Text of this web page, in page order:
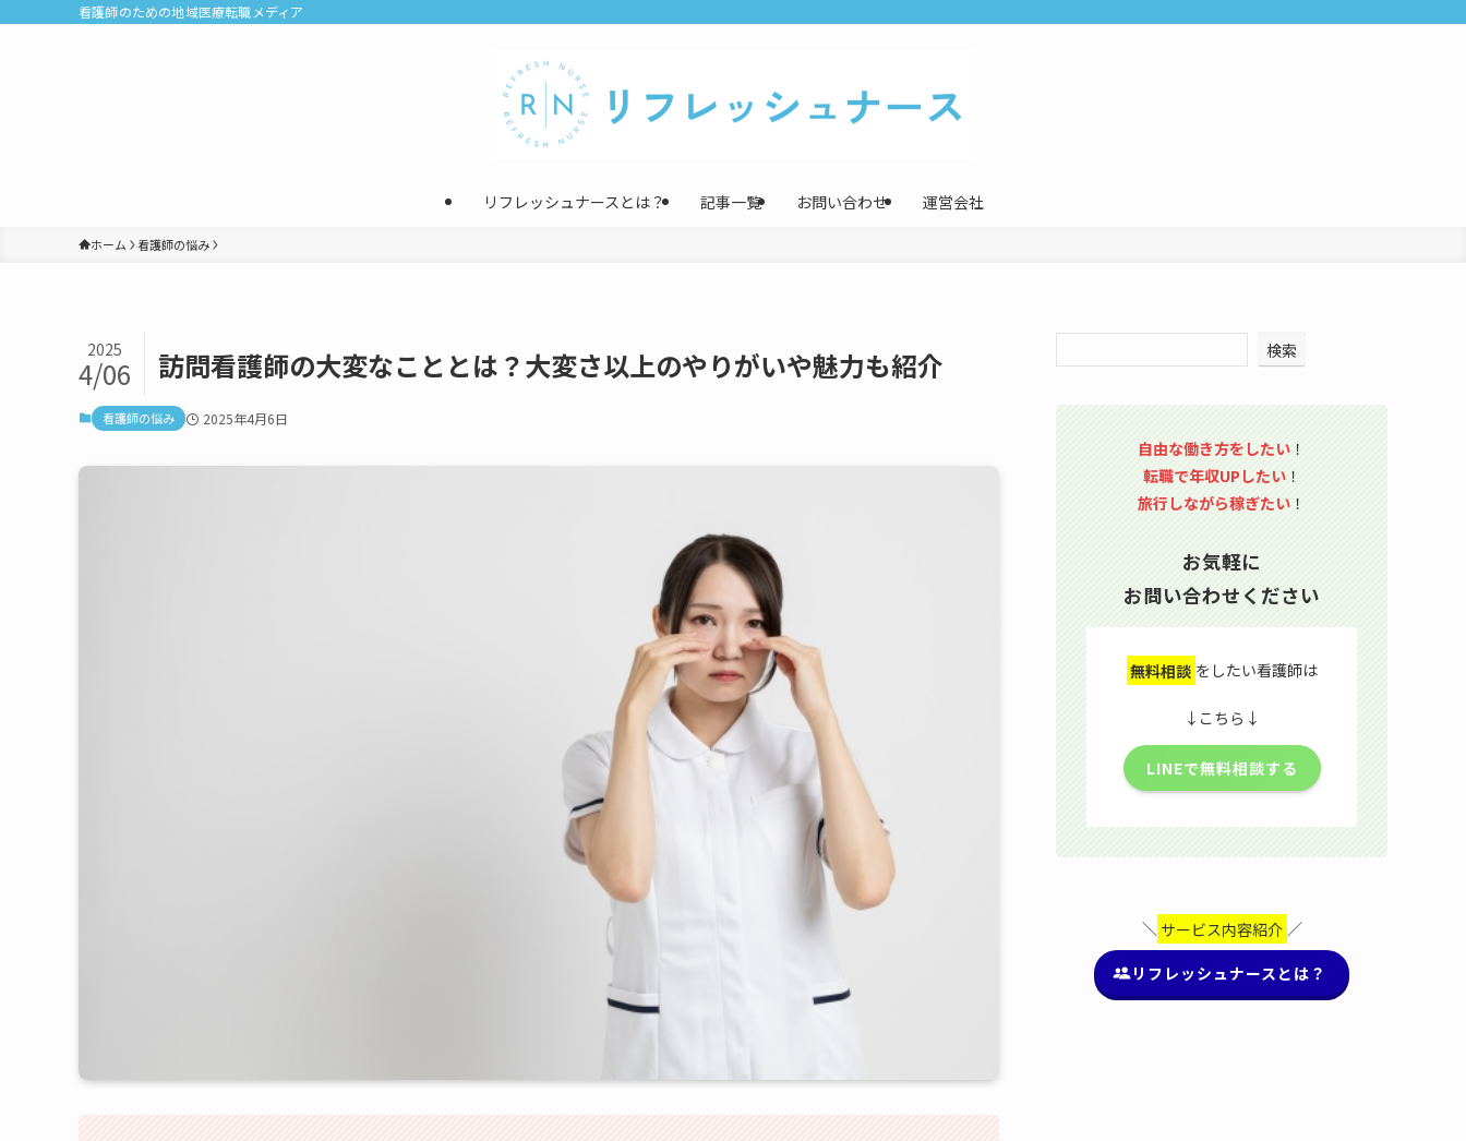
看護師のための地域医療転職メディア
リフレッシュナースとは？ 記事一覧 お問い合わせ 運営会社
ホーム 看護師の悩み
訪問看護師の大変なこととは？大変さ以上のやりがいや魅力も紹介
2025
4/06
看護師の悩み 2025年4月6日
検索
自由な働き方をしたい ！
転職で年収UPしたい！
旅行しながら稼ぎたい ！
お気軽に
お問い合わせください
無料相談 をしたい看護師は
↓こちら↓
LINEで無料相談する
＼ サービス内容紹介 ／
リフレッシュナースとは？